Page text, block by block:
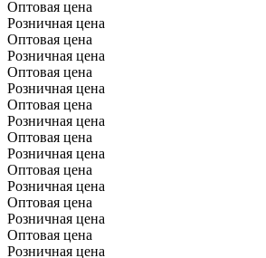
Оптовая цена
Розничная цена
Оптовая цена
Розничная цена
Оптовая цена
Розничная цена
Оптовая цена
Розничная цена
Оптовая цена
Розничная цена
Оптовая цена
Розничная цена
Оптовая цена
Розничная цена
Оптовая цена
Розничная цена